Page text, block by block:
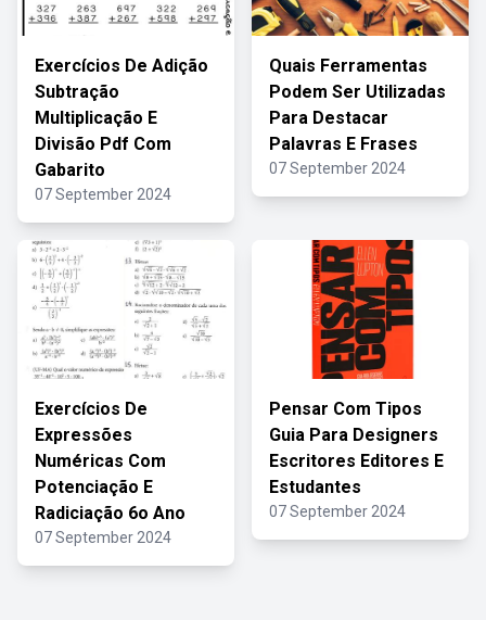
Exercícios De Adição
Subtração
Multiplicação E
Divisão Pdf Com
Gabarito
07 September 2024
Quais Ferramentas
Podem Ser Utilizadas
Para Destacar
Palavras E Frases
07 September 2024
Exercícios De
Expressões
Numéricas Com
Potenciação E
Radiciação 6o Ano
07 September 2024
Pensar Com Tipos
Guia Para Designers
Escritores Editores E
Estudantes
07 September 2024